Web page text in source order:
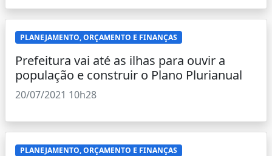
PLANEJAMENTO, ORÇAMENTO E FINANÇAS
Prefeitura vai até as ilhas para ouvir a
população e construir o Plano Plurianual
20/07/2021 10h28
PLANEJAMENTO, ORÇAMENTO E FINANÇAS